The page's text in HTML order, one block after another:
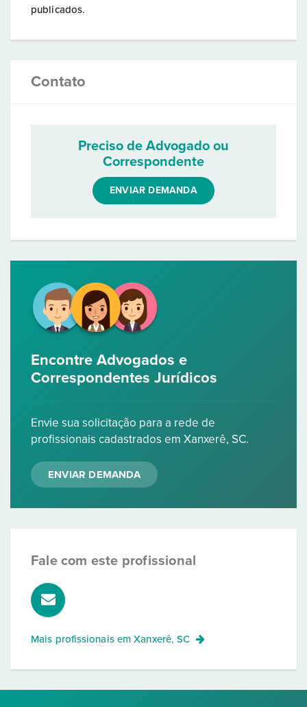
publicados.
Contato
Preciso de Advogado ou
Correspondente
ENVIAR DEMANDA
Encontre Advogados e
Correspondentes Jurídicos
Envie sua solicitação para a rede de
profissionais cadastrados em Xanxerê, SC.
ENVIAR DEMANDA
Fale com este profissional
Mais profissionais emXanxerê, SC